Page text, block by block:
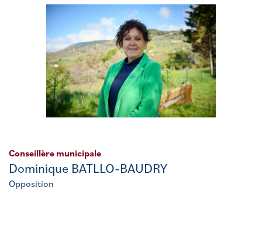
Conseillère municipale
Dominique BATLLO-BAUDRY
Opposition